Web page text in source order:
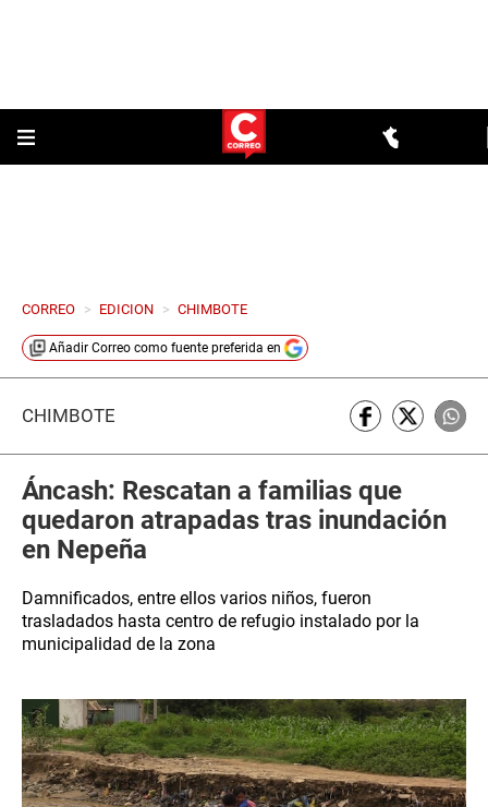
CORREO > EDICION > CHIMBOTE
Añadir Correo como fuente preferida en
CHIMBOTE
Áncash: Rescatan a familias que
quedaron atrapadas tras inundación
en Nepeña
Damnificados, entre ellos varios niños, fueron
trasladados hasta centro de refugio instalado por la
municipalidad de la zona